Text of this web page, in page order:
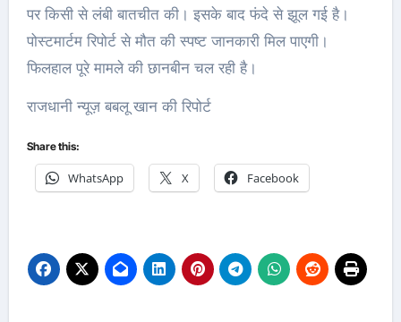
पर किसी से लंबी बातचीत की। इसके बाद फंदे से झूल गई है।
पोस्टमार्टम रिपोर्ट से मौत की स्पष्ट जानकारी मिल पाएगी।
फिलहाल पूरे मामले की छानबीन चल रही है।
राजधानी न्यूज़ बबलू खान की रिपोर्ट
Share this:
WhatsApp X Facebook